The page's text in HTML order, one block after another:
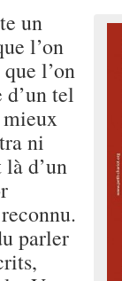
un
l’on
l’on
d’un tel
ni
d’un
parler